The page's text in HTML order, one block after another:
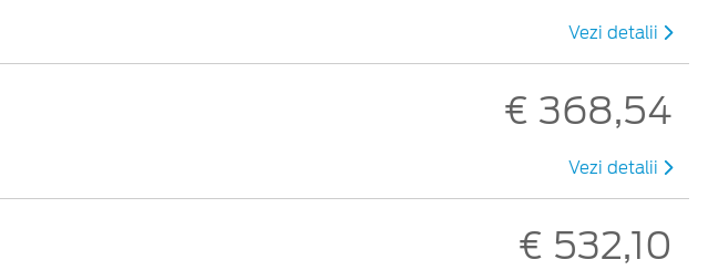
Vezi detalii
€ 368,54
Vezi detalii
€ 532,10